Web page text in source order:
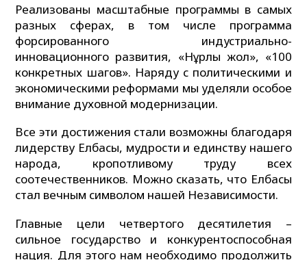
Реализованы масштабные программы в самых
разных сферах, в том числе программа
форсированного индустриально-
инновационного развития, «Нұрлы жол», «100
конкретных шагов». Наряду с политическими и
экономическими реформами мы уделяли особое
внимание духовной модернизации.
Все эти достижения стали возможны благодаря
лидерству Елбасы, мудрости и единству нашего
народа, кропотливому труду всех
соотечественников. Можно сказать, что Елбасы
стал вечным символом нашей Независимости.
Главные цели четвертого десятилетия –
сильное государство и конкурентоспособная
нация. Для этого нам необходимо продолжить